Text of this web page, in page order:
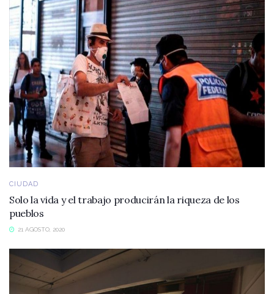
CIUDAD
Solo la vida y el trabajo producirán la riqueza de los
pueblos
21 AGOSTO, 2020